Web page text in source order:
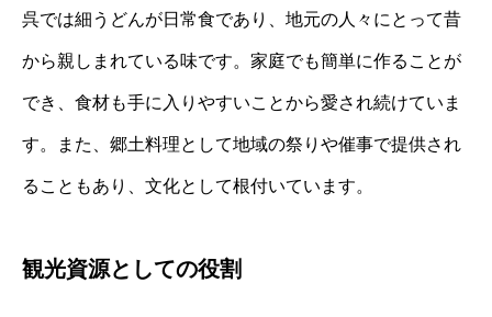
呉では細うどんが日常食であり、地元の人々にとって昔
から親しまれている味です。家庭でも簡単に作ることが
でき、食材も手に入りやすいことから愛され続けていま
す。また、郷土料理として地域の祭りや催事で提供され
ることもあり、文化として根付いています。
観光資源としての役割